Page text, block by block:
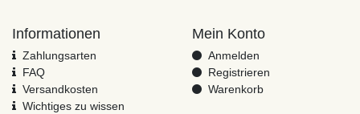
Informationen
Zahlungsarten
FAQ
Versandkosten
Wichtiges zu wissen
Mein Konto
Anmelden
Registrieren
Warenkorb